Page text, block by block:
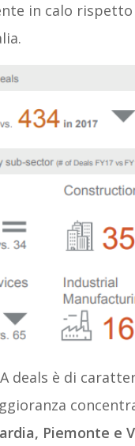
in calo
deals è di
Piemonte e